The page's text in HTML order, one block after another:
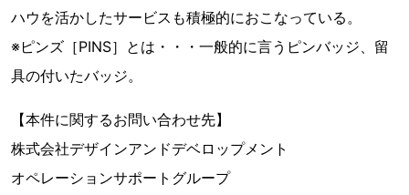
ハウを活かしたサービスも積極的におこなっている。
※ピンズ［PINS］とは・・・一般的に言うピンバッジ、留
具の付いたバッジ。
【本件に関するお問い合わせ先】
株式会社デザインアンドデベロップメント
オペレーションサポートグループ